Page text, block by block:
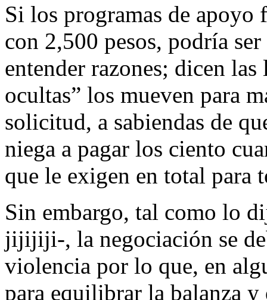
Si los programas de apoyo
con 2,500 pesos, podría
entender razones; dicen
ocultas” los mueven para
solicitud, a sabiendas de
niega a pagar los ciento
que le exigen en total para
Sin embargo, tal como lo
jijijiji-, la negociación se
violencia por lo que, en
para equilibrar la balanza